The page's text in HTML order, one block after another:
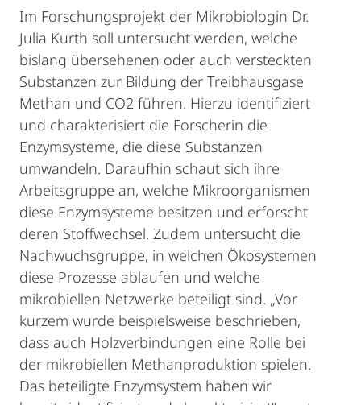
Im Forschungsprojekt der Mikrobiologin Dr.
Julia Kurth soll untersucht werden, welche
bislang übersehenen oder auch versteckten
Substanzen zur Bildung der Treibhausgase
Methan und CO2 führen. Hierzu identifiziert
und charakterisiert die Forscherin die
Enzymsysteme, die diese Substanzen
umwandeln. Daraufhin schaut sich ihre
Arbeitsgruppe an, welche Mikroorganismen
diese Enzymsysteme besitzen und erforscht
deren Stoffwechsel. Zudem untersucht die
Nachwuchsgruppe, in welchen Ökosystemen
diese Prozesse ablaufen und welche
mikrobiellen Netzwerke beteiligt sind. „Vor
kurzem wurde beispielsweise beschrieben,
dass auch Holzverbindungen eine Rolle bei
der mikrobiellen Methanproduktion spielen.
Das beteiligte Enzymsystem haben wir